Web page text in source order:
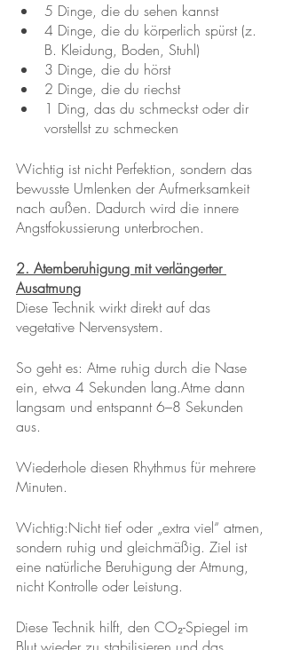
5 Dinge, die du sehen kannst
4 Dinge, die du körperlich spürst (z.
B. Kleidung, Boden, Stuhl)
3 Dinge, die du hörst
2 Dinge, die du riechst
1 Ding, das du schmeckst oder dir
vorstellst zu schmecken
Wichtig ist nicht Perfektion, sondern das
bewusste Umlenken der Aufmerksamkeit
nach außen. Dadurch wird die innere
Angstfokussierung unterbrochen.
2. Atemberuhigung mit verlängerter
Ausatmung
Diese Technik wirkt direkt auf das
vegetative Nervensystem.
So geht es: Atme ruhig durch die Nase
ein, etwa 4 Sekunden lang.Atme dann
langsam und entspannt 6–8 Sekunden
aus.
Wiederhole diesen Rhythmus für mehrere
Minuten.
Wichtig:Nicht tief oder „extra viel“ atmen,
sondern ruhig und gleichmäßig. Ziel ist
eine natürliche Beruhigung der Atmung,
nicht Kontrolle oder Leistung.
Diese Technik hilft, den CO₂-Spiegel im